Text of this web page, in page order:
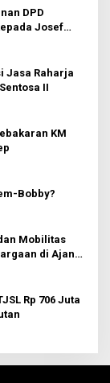
DPD
Josef
Jasa Raharja
II
KM
Bobby?
Mobilitas
di Ajang
Rp 706 Juta